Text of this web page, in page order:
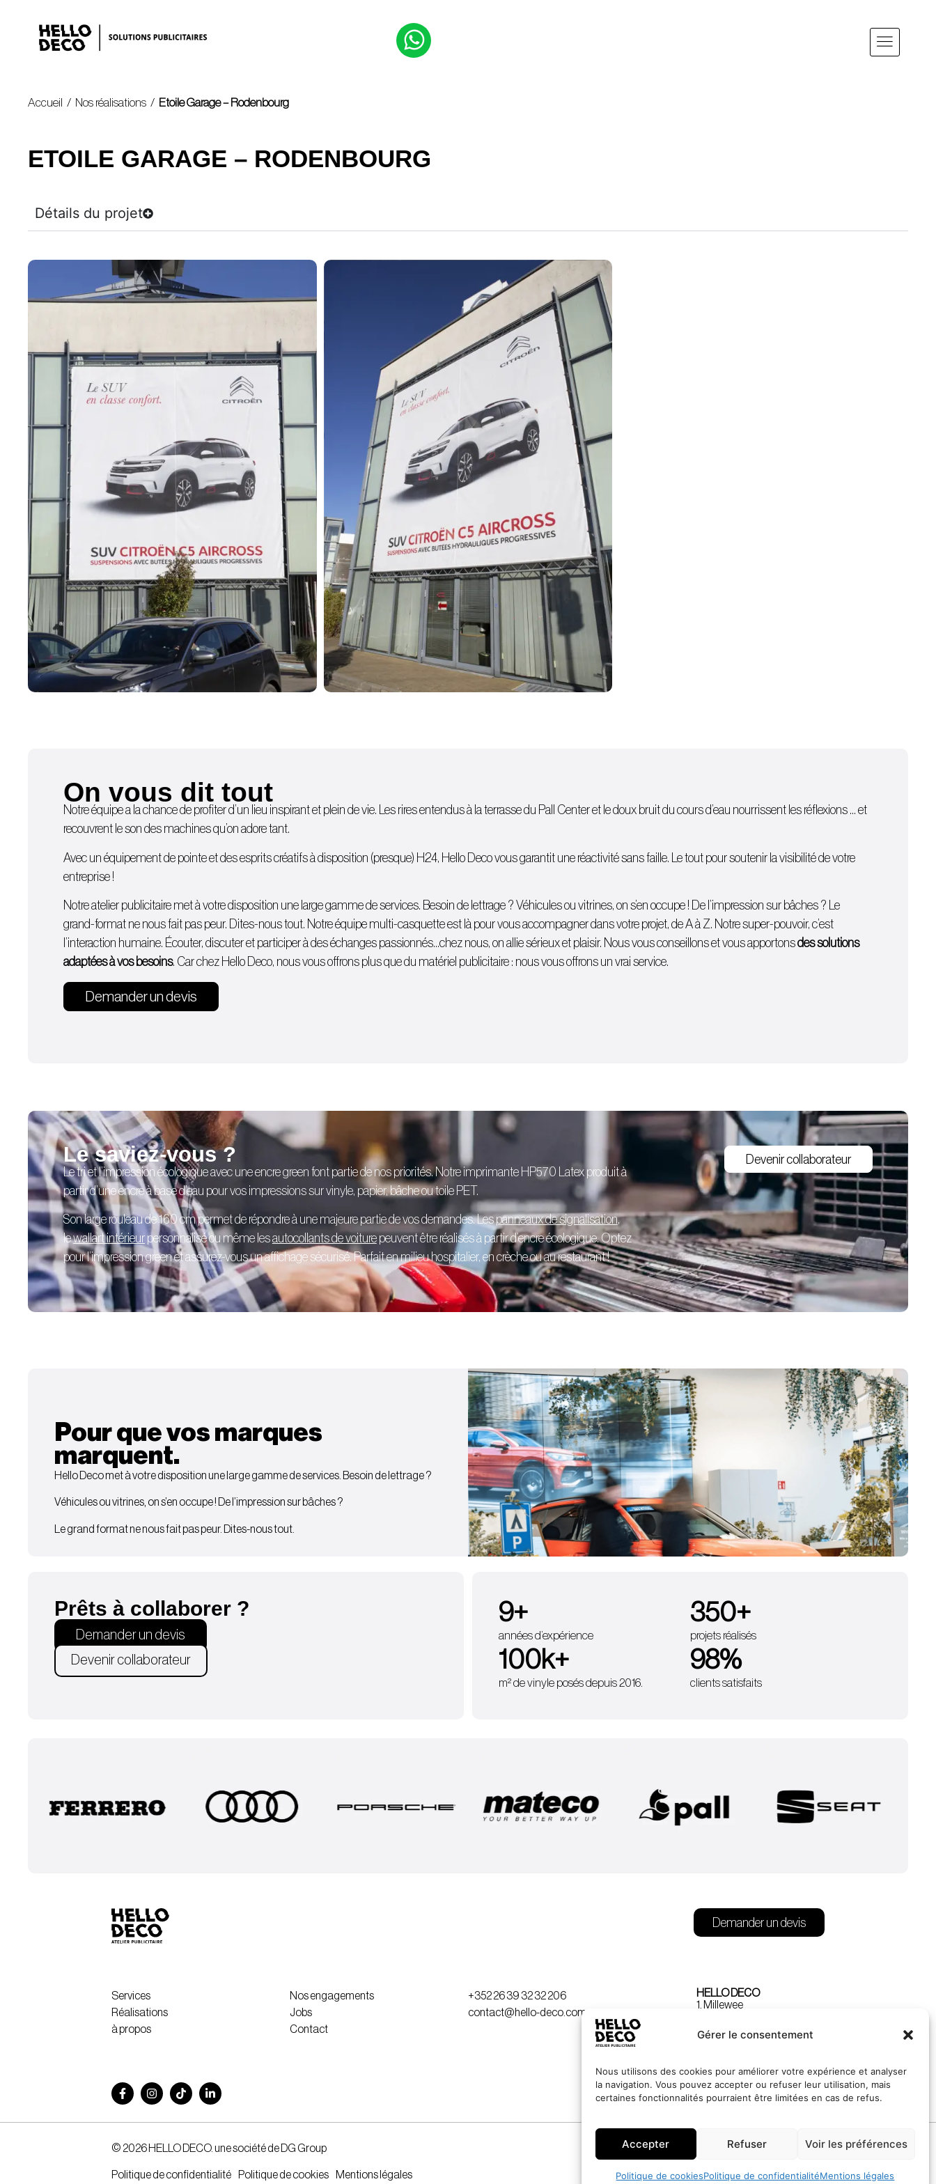
Gérer le consentement
Nous utilisons des cookies pour améliorer votre expérience et analyser
la navigation. Vous pouvez accepter ou refuser leur utilisation, mais
certaines fonctionnalités pourraient être limitées en cas de refus.
Accepter Refuser Voir les préférences
Politique de cookiesPolitique de confidentialitéMentions légales
Accueil / Nos réalisations / Etoile Garage – Rodenbourg
ETOILE GARAGE – RODENBOURG
Détails du projet
On vous dit tout
Notre équipe a la chance de profiter d’un lieu inspirant et plein de vie. Les rires entendus à la terrasse du Pall Center et le doux bruit du cours d’eau nourrissent les réflexions … et
recouvrent le son des machines qu’on adore tant.
Avec un équipement de pointe et des esprits créatifs à disposition (presque) H24, Hello Deco vous garantit une réactivité sans faille. Le tout pour soutenir la visibilité de votre
entreprise !
Notre atelier publicitaire met à votre disposition une large gamme de services. Besoin de lettrage ? Véhiculesou vitrines, on s’en occupe ! De l’impression sur bâches ? Le
grand-format ne nous fait pas peur. Dites-nous tout. Notre équipe multi-casquette est là pour vous accompagner dans votre projet, de A à Z. Notre super-pouvoir, c’est
l’interaction humaine. Écouter, discuter et participer à des échanges passionnés…chez nous, on allie sérieux et plaisir. Nous vous conseillons et vous apportonsdes solutions
adaptées à vos besoins. Car chez Hello Deco, nous vous offrons plus que du matériel publicitaire : nous vous offrons un vrai service.
Demander un devis
Le saviez-vous ?
Le tri et l’impression écologique avec une encre green font partie de nos priorités. Notre imprimante HP570 Latex produit à
partir d’une encre à base d’eau pour vos impressions sur vinyle, papier, bâche ou toile PET.
Son large rouleau de 160 cm permet de répondre à une majeure partie de vos demandes. Lespanneaux de signalisation,
lewallart intérieurpersonnaliséou même lesautocollants de voiturepeuvent être réalisés à partir d’encre écologique. Optez
pour l’impression green et assurez-vous un affichage sécurisé. Parfait en milieu hospitalier, en crèche ou au restaurant !
Devenir collaborateur
Pour que vos marques
marquent.
Hello Deco met à votre disposition une large gamme de services. Besoin de lettrage ?
Véhicules ou vitrines, on s’en occupe ! De l’impression sur bâches ?
Le grand format ne nous fait pas peur. Dites-nous tout.
Prêts à collaborer ?
Demander un devis
Devenir collaborateur
années d’expérience
9+
projets réalisés
350+
m² de vinyle posés depuis 2016.
100k+
clients satisfaits
98%
Demander un devis
Services
Réalisations
à propos
Nos engagements
Jobs
Contact
+352 26 39 32 32 206
contact@hello-deco.com
HELLO DECO
1, Millewee
Luxembourg
© 2026 HELLO DECO. une société de DG Group Site réalisé par LINC
Politique de confidentialité Politique de cookies Mentions légales